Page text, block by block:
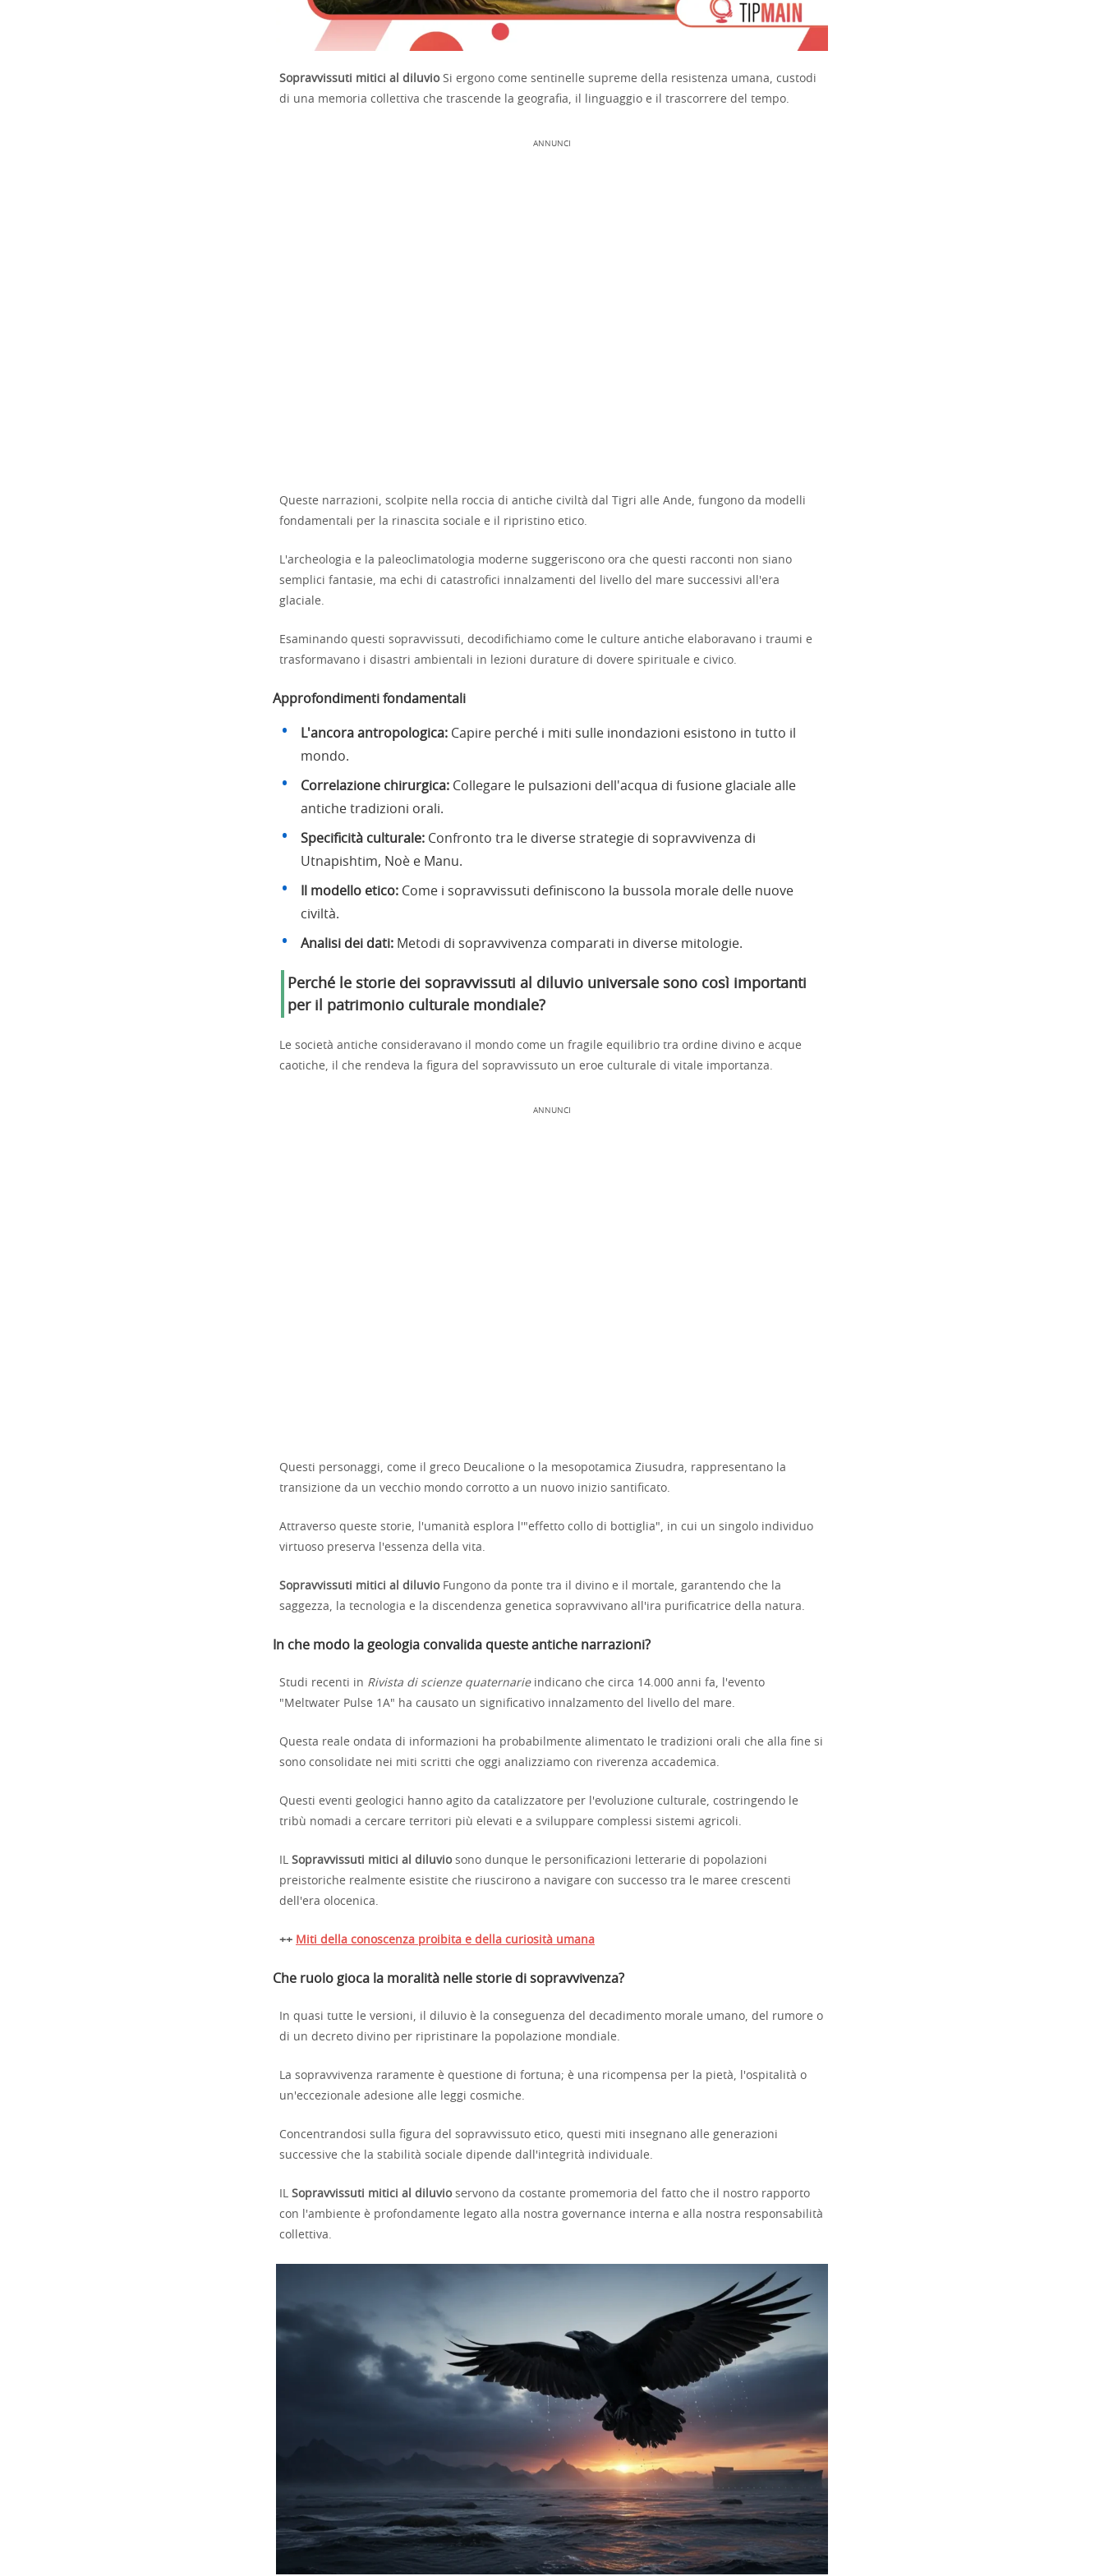
Sopravvissuti mitici al diluvioSi ergono come sentinelle supreme della resistenza umana, custodi
di una memoria collettiva che trascende la geografia, il linguaggio e il trascorrere del tempo.
ANNUNCI
Queste narrazioni, scolpite nella roccia di antiche civiltà dal Tigri alle Ande, fungono da modelli
fondamentali per la rinascita sociale e il ripristino etico.
L'archeologia e la paleoclimatologia moderne suggeriscono ora che questi racconti non siano
semplici fantasie, ma echi di catastrofici innalzamenti del livello del mare successivi all'era
glaciale.
Esaminando questi sopravvissuti, decodifichiamo come le culture antiche elaboravano i traumi e
trasformavano i disastri ambientali in lezioni durature di dovere spirituale e civico.
Approfondimenti fondamentali
L'ancora antropologica: Capire perché i miti sulle inondazioni esistono in tutto il
mondo.
Correlazione chirurgica: Collegare le pulsazioni dell'acqua di fusione glaciale alle
antiche tradizioni orali.
Specificità culturale: Confronto tra le diverse strategie di sopravvivenza di
Utnapishtim, Noè e Manu.
Il modello etico: Come i sopravvissuti definiscono la bussola morale delle nuove
civiltà.
Analisi dei dati: Metodi di sopravvivenza comparati in diverse mitologie.
Perché le storie dei sopravvissuti al diluvio universale sono così importanti
per il patrimonio culturale mondiale?
Le società antiche consideravano il mondo come un fragile equilibrio tra ordine divino e acque
caotiche, il che rendeva la figura del sopravvissuto un eroe culturale di vitale importanza.
ANNUNCI
Questi personaggi, come il greco Deucalione o la mesopotamica Ziusudra, rappresentano la
transizione da un vecchio mondo corrotto a un nuovo inizio santificato.
Attraverso queste storie, l'umanità esplora l'"effetto collo di bottiglia", in cui un singolo individuo
virtuoso preserva l'essenza della vita.
Sopravvissuti mitici al diluvioFungono da ponte tra il divino e il mortale, garantendo che la
saggezza, la tecnologia e la discendenza genetica sopravvivano all'ira purificatrice della natura.
In che modo la geologia convalida queste antiche narrazioni?
Studi recenti in Rivista di scienze quaternarieindicano che circa 14.000 anni fa, l'evento
"Meltwater Pulse 1A" ha causato un significativo innalzamento del livello del mare.
Questa reale ondata di informazioni ha probabilmente alimentato le tradizioni orali che alla fine si
sono consolidate nei miti scritti che oggi analizziamo con riverenza accademica.
Questi eventi geologici hanno agito da catalizzatore per l'evoluzione culturale, costringendo le
tribù nomadi a cercare territori più elevati e a sviluppare complessi sistemi agricoli.
IL Sopravvissuti mitici al diluviosono dunque le personificazioni letterarie di popolazioni
preistoriche realmente esistite che riuscirono a navigare con successo tra le maree crescenti
dell'era olocenica.
++ Miti della conoscenza proibita e della curiosità umana
Che ruolo gioca la moralità nelle storie di sopravvivenza?
In quasi tutte le versioni, il diluvio è la conseguenza del decadimento morale umano, del rumore o
di un decreto divino per ripristinare la popolazione mondiale.
La sopravvivenza raramente è questione di fortuna; è una ricompensa per la pietà, l'ospitalità o
un'eccezionale adesione alle leggi cosmiche.
Concentrandosi sulla figura del sopravvissuto etico, questi miti insegnano alle generazioni
successive che la stabilità sociale dipende dall'integrità individuale.
IL Sopravvissuti mitici al diluvioservono da costante promemoria del fatto che il nostro rapporto
con l'ambiente è profondamente legato alla nostra governance interna e alla nostra responsabilità
collettiva.